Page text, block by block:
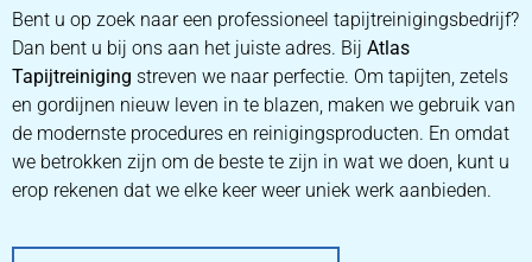
ZETEL REINIGEN DOOR
PROFESSIONALS
PRIJZEN
Bent u op zoek naar een professioneel tapijtreinigingsbedrijf?
Dan bent u bij ons aan het juiste adres. Bij Atlas
Tapijtreiniging streven we naar perfectie. Om tapijten, zetels
en gordijnen nieuw leven in te blazen, maken we gebruik van
de modernste procedures en reinigingsproducten. En omdat
we betrokken zijn om de beste te zijn in wat we doen, kunt u
erop rekenen dat we elke keer weer uniek werk aanbieden.